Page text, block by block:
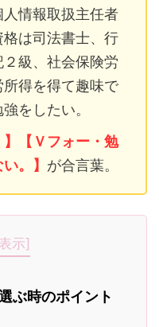
情報取扱主任者
は司法書士、行
級、社会保険労
得を得て趣味で
をしたい。
】【Ｖフォー・勉
。】 が合言葉。
示]
ぶ時のポイント